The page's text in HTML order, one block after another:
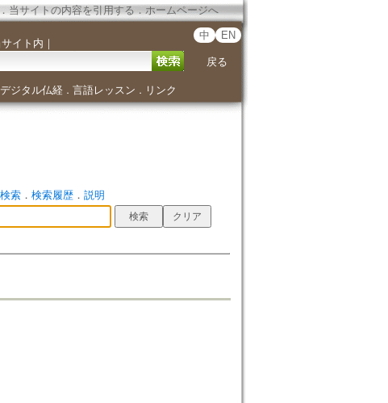
当サイトの内容を引用する ． ホームページへ
サイト内 ｜
中 EN
戻る
デジタル仏経． 言語レッスン ． リンク
索． 検索履歴． 説明